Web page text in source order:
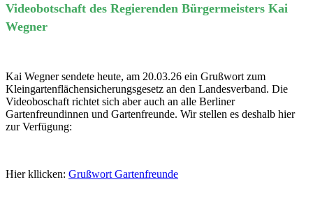
Videobotschaft des Regierenden Bürgermeisters Kai
Wegner
Kai Wegner sendete heute, am 20.03.26 ein Grußwort zum
Kleingartenflächensicherungsgesetz an den Landesverband. Die
Videoboschaft richtet sich aber auch an alle Berliner
Gartenfreundinnen und Gartenfreunde. Wir stellen es deshalb hier
zur Verfügung:
Hier kllicken: Grußwort Gartenfreunde